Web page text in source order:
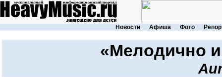
Новости Афиша Фото
«Мелодично